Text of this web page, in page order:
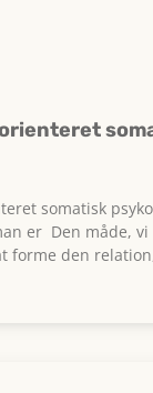
somatisk
er Den måde,
forme den